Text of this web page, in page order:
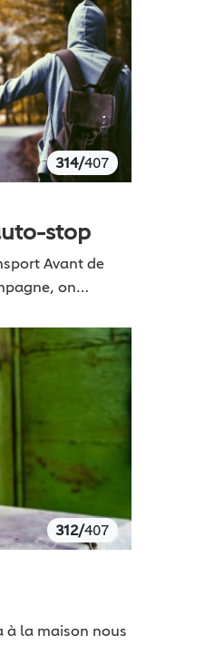
314/407
stop
Avant de
on
travailler loin
312/407
à la maison nous